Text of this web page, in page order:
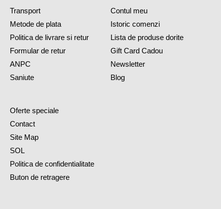
Transport
Metode de plata
Politica de livrare si retur
Formular de retur
ANPC
Saniute
Contul meu
Istoric comenzi
Lista de produse dorite
Gift Card Cadou
Newsletter
Blog
Oferte speciale
Contact
Site Map
SOL
Politica de confidentialitate
Buton de retragere